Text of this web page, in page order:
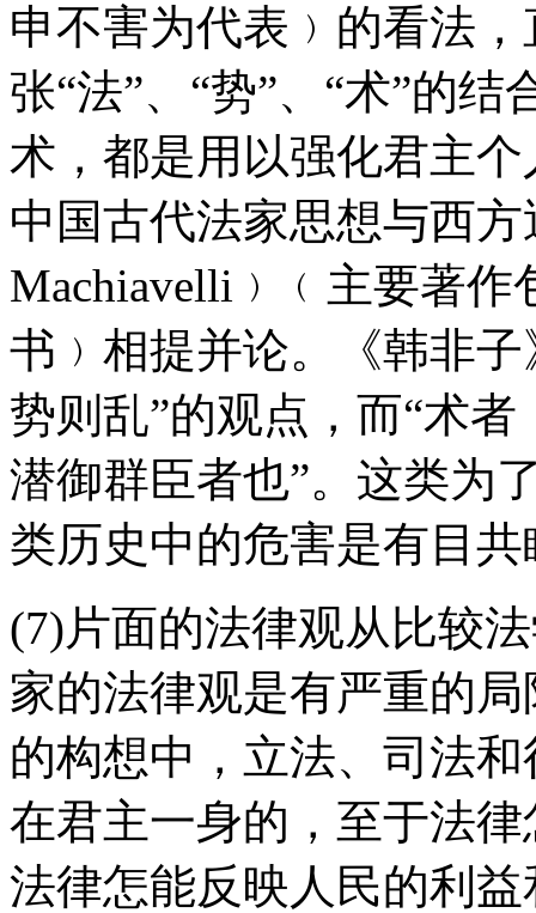
申不害为代表﹚的看法
张“法”、“势”、“术”的
术，都是用以强化君主
中国古代法家思想与西
Machiavelli﹚﹙主要著作
书﹚相提并论。《韩非
势则乱”的观点，而“术
潜御群臣者也”。这类为
类历史中的危害是有目共
(7)片面的法律观从比较
家的法律观是有严重的
的构想中，立法、司法
在君主一身的，至于法
法律怎能反映人民的利